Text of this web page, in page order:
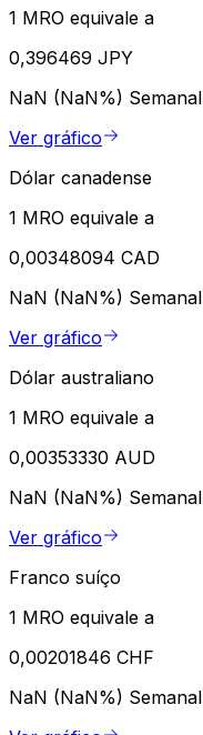
1 MRO equivale a
0,396469 JPY
NaN (NaN%) Semanal
Ver gráfico
Dólar canadense
1 MRO equivale a
0,00348094 CAD
NaN (NaN%) Semanal
Ver gráfico
Dólar australiano
1 MRO equivale a
0,00353330 AUD
NaN (NaN%) Semanal
Ver gráfico
Franco suíço
1 MRO equivale a
0,00201846 CHF
NaN (NaN%) Semanal